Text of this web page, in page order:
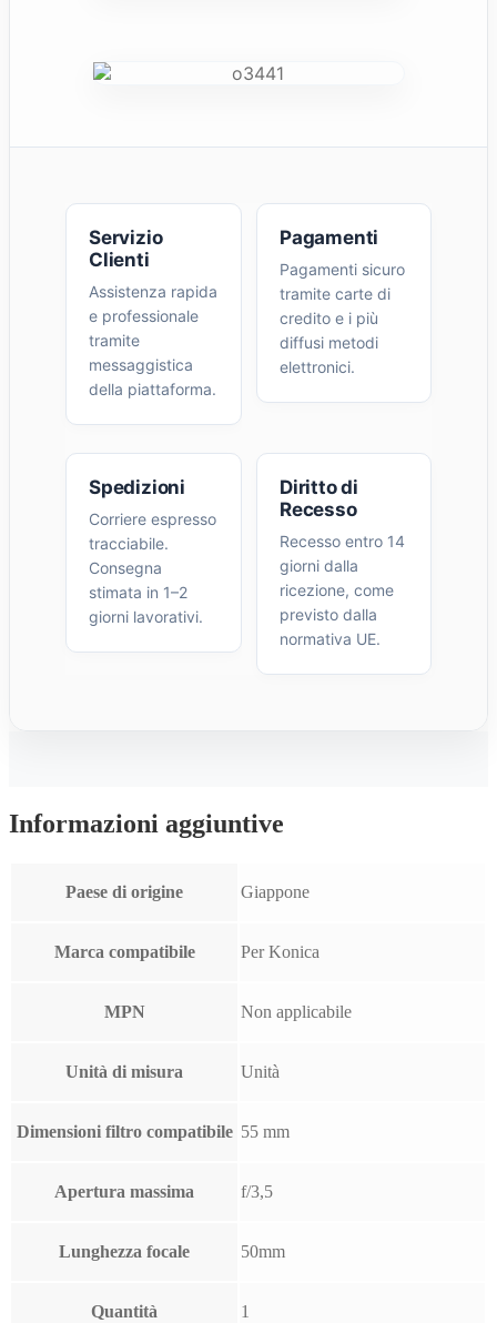
Servizio
Clienti
Assistenza rapida
e professionale
tramite
messaggistica
della piattaforma.
Pagamenti
Pagamenti sicuro
tramite carte di
credito e i più
diffusi metodi
elettronici.
Spedizioni
Corriere espresso
tracciabile.
Consegna
stimata in 1–2
giorni lavorativi.
Diritto di
Recesso
Recesso entro 14
giorni dalla
ricezione, come
previsto dalla
normativa UE.
Informazioni aggiuntive
Paese di origine Giappone
Marca compatibile Per Konica
MPN Non applicabile
Unità di misura Unità
Dimensioni filtro compatibile 55 mm
Apertura massima f/3,5
Lunghezza focale 50mm
Quantità 1